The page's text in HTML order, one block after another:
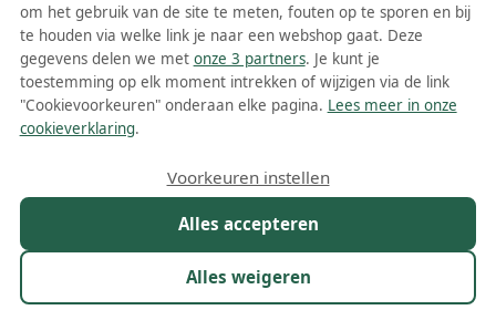
Wis filters Alle filters
Rode Betty London damesschoenen
Meer lezen
Kleur 1
10 resultaten:
om het gebruik van de site te meten, fouten op te sporen en bij
te houden via welke link je naar een webshop gaat. Deze
gegevens delen we met onze 3 partners. Je kunt je
toestemming op elk moment intrekken of wijzigen via de link
"Cookievoorkeuren" onderaan elke pagina. Lees meer in onze
cookieverklaring.
Alles accepteren
Alles weigeren
Voorkeuren instellen